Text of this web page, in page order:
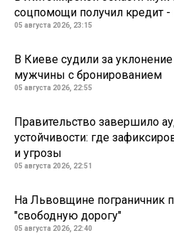
соцпомощи получил кредит -
05 августа 2026, 23:15
В Киеве судили за
мужчины с бронированием
05 августа 2026, 22:55
Правительство завершило
устойчивости: где
и угрозы
05 августа 2026, 22:51
На Львовщине пограничник
"свободную дорогу"
05 августа 2026, 22:40